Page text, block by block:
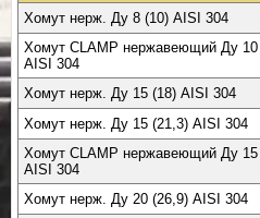
Хомут нерж. Ду 8 (10) AISI 304
Хомут CLAMP нержавеющий Ду 10
AISI 304
Хомут нерж. Ду 15 (18) AISI 304
Хомут нерж. Ду 15 (21,3) AISI 304
Хомут CLAMP нержавеющий Ду 15
AISI 304
Хомут нерж. Ду 20 (26,9) AISI 304